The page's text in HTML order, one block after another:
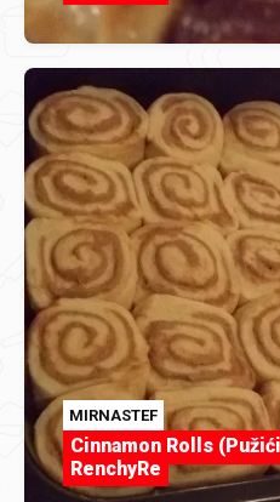
MIRNASTEF
Cinnamon Rolls
RenchyRe